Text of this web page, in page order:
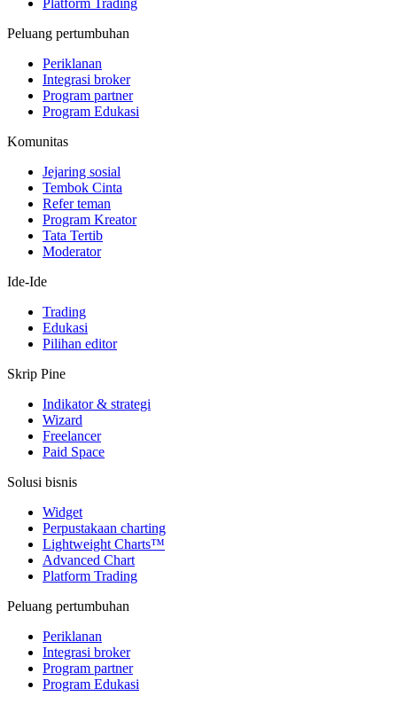
Platform Trading
Peluang pertumbuhan
Periklanan
Integrasi broker
Program partner
Program Edukasi
Komunitas
Jejaring sosial
Tembok Cinta
Refer teman
Program Kreator
Tata Tertib
Moderator
Ide-Ide
Trading
Edukasi
Pilihan editor
Skrip Pine
Indikator & strategi
Wizard
Freelancer
Paid Space
Solusi bisnis
Widget
Perpustakaan charting
Lightweight Charts™
Advanced Chart
Platform Trading
Peluang pertumbuhan
Periklanan
Integrasi broker
Program partner
Program Edukasi